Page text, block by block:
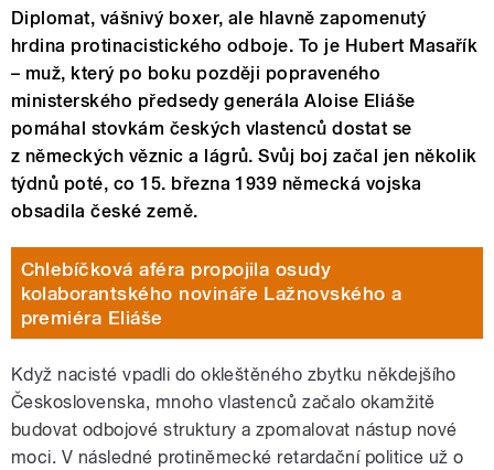
Diplomat, vášnivý boxer, ale hlavně zapomenutý
hrdina protinacistického odboje. To je Hubert Masařík
– muž, který po boku později popraveného
ministerského předsedy generála Aloise Eliáše
pomáhal stovkám českých vlastenců dostat se
z německých věznic a lágrů. Svůj boj začal jen několik
týdnů poté, co 15. března 1939 německá vojska
obsadila české země.
Chlebíčková aféra propojila osudy
kolaborantského novináře Lažnovského a
premiéra Eliáše
Když nacisté vpadli do okleštěného zbytku někdejšího
Československa, mnoho vlastenců začalo okamžitě
budovat odbojové struktury a zpomalovat nástup nové
moci. V následné protiněmecké retardační politice už o